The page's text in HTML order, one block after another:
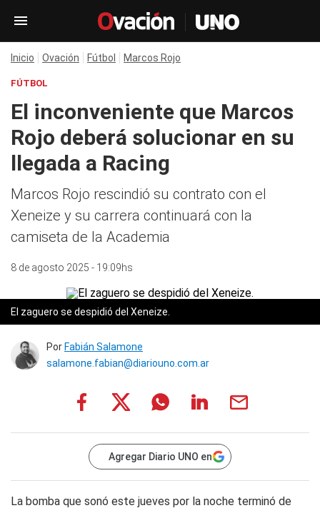
Inicio Ovación Fútbol Marcos Rojo
FÚTBOL
El inconveniente que Marcos
Rojo deberá solucionar en su
llegada a Racing
Marcos Rojo rescindió su contrato con el
Xeneize y su carrera continuará con la
camiseta de la Academia
8 de agosto 2025 - 19:09hs
El zaguero se despidió del Xeneize.
Por Fabián Salamone
salamone.fabian@diariouno.com.ar
Agregar Diario UNO en
La bomba que sonó este jueves por la noche terminó de